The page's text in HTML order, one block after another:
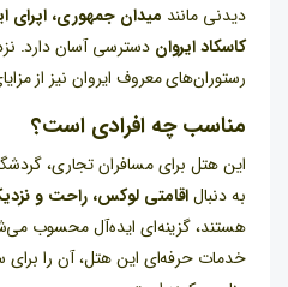
دیدنی مانند میدان جمهوری، اپرای
کاسکاد ایروان دسترسی آسان دارد.
رستوران‌های معروف ایروان نیز از
مناسب چه افرادی است؟
این هتل برای مسافران تجاری،
به دنبالاقامتی لوکس، راحت و
هستند، گزینه‌ای ایده‌آل محسوب
خدمات حرفه‌ای این هتل، آن را برای